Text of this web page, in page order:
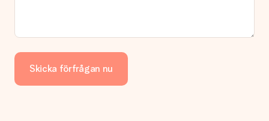
Skicka förfrågan nu